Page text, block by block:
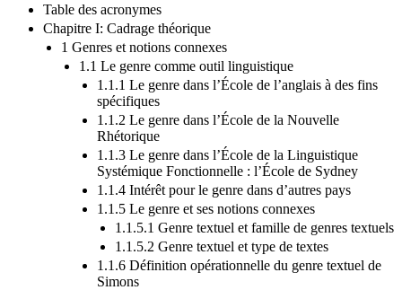
Table des acronymes
Chapitre I: Cadrage théorique
1 Genres et notions connexes
1.1 Le genre comme outil linguistique
1.1.1 Le genre dans l’École de l’anglais à des fins
spécifiques
1.1.2 Le genre dans l’École de la Nouvelle
Rhétorique
1.1.3 Le genre dans l’École de la Linguistique
Systémique Fonctionnelle : l’École de Sydney
1.1.4 Intérêt pour le genre dans d’autres pays
1.1.5 Le genre et ses notions connexes
1.1.5.1 Genre textuel et famille de genres textuels
1.1.5.2 Genre textuel et type de textes
1.1.6 Définition opérationnelle du genre textuel de
Simons